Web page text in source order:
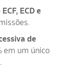
ECD e
de
em um único